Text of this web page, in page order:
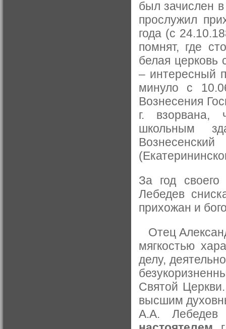
был зачислен
прослужил
года (с
помнят, где
белая церковь
– интересный
минуло с
Вознесения
г. взорвана,
школьным
За год
Лебедев
прихожан и
Отец
мягкостью
делу,
Святой
высшим
А.А.